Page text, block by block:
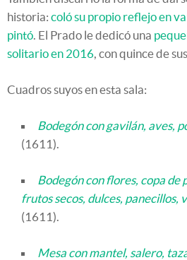
historia: coló su propio reflejo en
pintó . El Prado le dedicó una
solitario en 2016 , con quince de
Cuadros suyos en esta sala:
Bodegón con gavilán, aves,
(1611).
Bodegón con flores, copa de
frutos secos, dulces, panecillos,
(1611).
Mesa con mantel, salero,